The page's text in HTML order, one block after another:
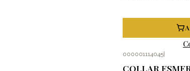
000001114045
COLLAR